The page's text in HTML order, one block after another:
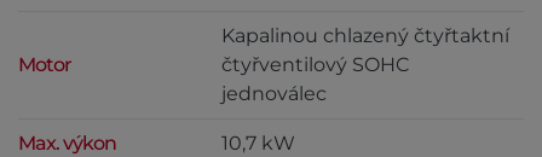
Motor
Kapalinou chlazený čtyřtaktní
čtyřventilový SOHC
jednoválec
Max. výkon 10,7 kW